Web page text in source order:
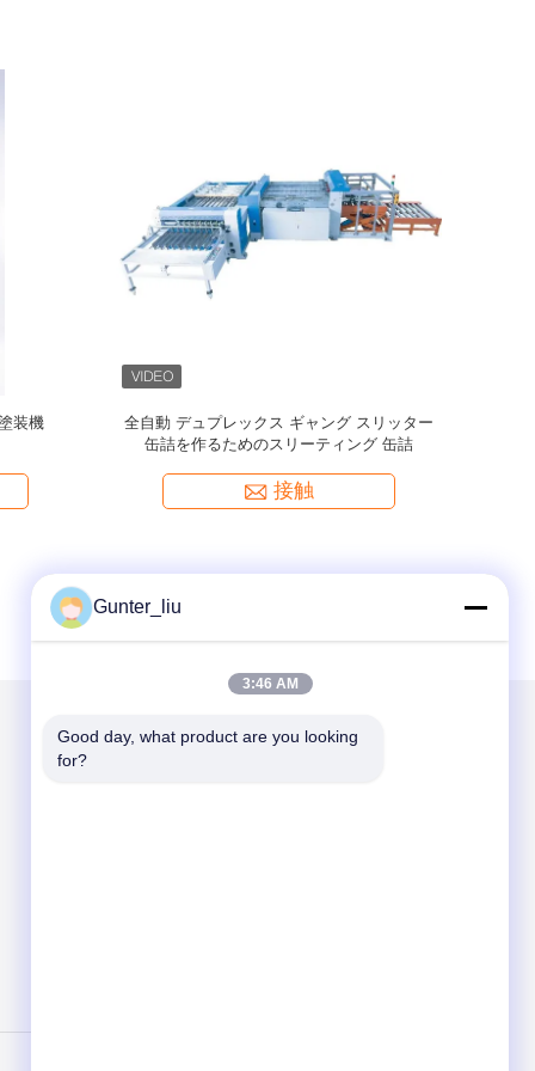
器塗装 缶を作るための外部漆器塗装機械
接触
メールでお問い合わせ
Gunter_liu
3:46 AM
Good day, what product are you looking
for?